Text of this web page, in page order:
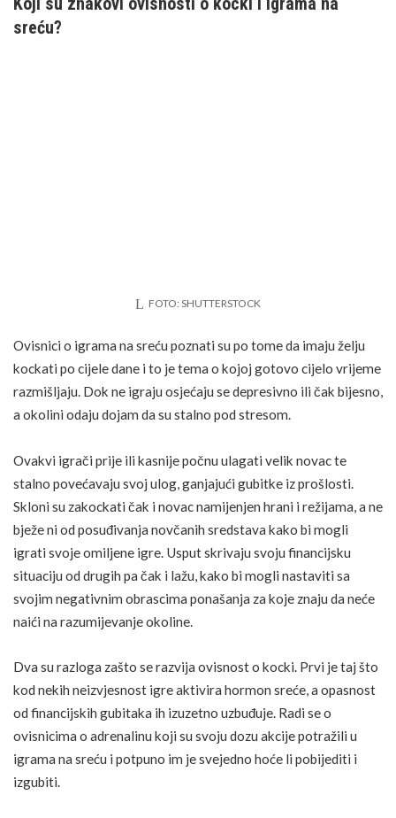
sreću?
FOTO: SHUTTERSTOCK
Ovisnici o igrama na sreću poznati su po tome da imaju želju
kockati po cijele dane i to je tema o kojoj gotovo cijelo vrijeme
razmišljaju. Dok ne igraju osjećaju se depresivno ili čak bijesno,
a okolini odaju dojam da su stalno pod stresom.
Ovakvi igrači prije ili kasnije počnu ulagati velik novac te
stalno povećavaju svoj ulog, ganjajući gubitke iz prošlosti.
Skloni su zakockati čak i novac namijenjen hrani i režijama, a ne
bježe ni od posuđivanja novčanih sredstava kako bi mogli
igrati svoje omiljene igre. Usput skrivaju svoju financijsku
situaciju od drugih pa čak i lažu, kako bi mogli nastaviti sa
svojim negativnim obrascima ponašanja za koje znaju da neće
naići na razumijevanje okoline.
Dva su razloga zašto se razvija ovisnosto kocki. Prvi je taj što
kod nekih neizvjesnost igre aktivira hormon sreće, a opasnost
od financijskih gubitaka ih izuzetno uzbuđuje. Radi se o
ovisnicima o adrenalinu koji su svoju dozu akcije potražili u
igrama na sreću i potpuno im je svejedno hoće li pobijediti i
izgubiti.